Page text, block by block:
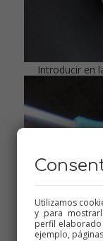
Introducir en
Utilizamos
y para
perfil
ejemplo,